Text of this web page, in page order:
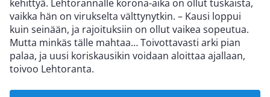
kehittyä. Lehtorannalle korona-aika on ollut tuskaista,
vaikka hän on virukselta välttynytkin. – Kausi loppui
kuin seinään, ja rajoituksiin on ollut vaikea sopeutua.
Mutta minkäs tälle mahtaa… Toivottavasti arki pian
palaa, ja uusi koriskausikin voidaan aloittaa ajallaan,
toivoo Lehtoranta.